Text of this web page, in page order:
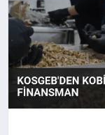
YAŞAM